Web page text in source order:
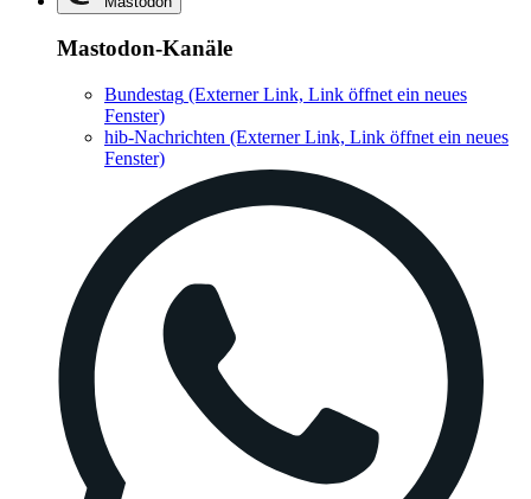
Mastodon-Kanäle
Bundestag (Externer Link, Link öffnet ein neues
Fenster)
hib-Nachrichten (Externer Link, Link öffnet ein neues
Fenster)